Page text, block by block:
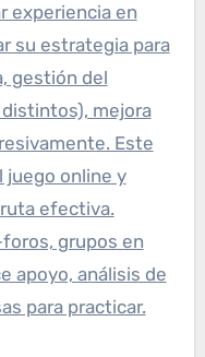
experiencia en
su estrategia para
gestión del
mejora
Este
juego online y
efectiva.
grupos en
apoyo, análisis de
para practicar.